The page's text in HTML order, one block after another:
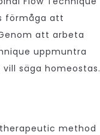
förmåga att
att arbeta
uppmuntra
säga homeostas.
method